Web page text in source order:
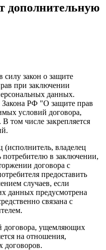
дополнительную
силу закон о защите
при заключении
данных.
Закона РФ "О защите прав
условий договора,
том числе закрепляется
(исполнитель, владелец
потребителю в заключении,
договора с
предоставить
случаев, если
данных предусмотрена
связана с
договора, ущемляющих
на отношения,
договоров.